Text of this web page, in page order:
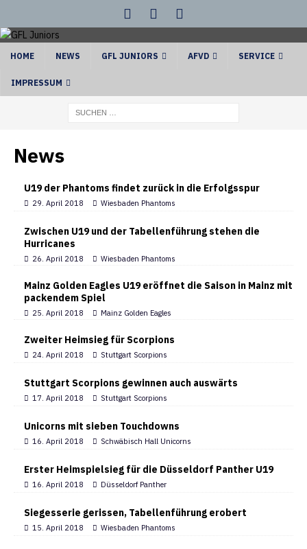
HOME NEWS GFL JUNIORS AFVD SERVICE
IMPRESSUM
News
U19 der Phantoms findet zurück in die Erfolgsspur
29. April 2018 Wiesbaden Phantoms
Zwischen U19 und der Tabellenführung stehen die
Hurricanes
26. April 2018 Wiesbaden Phantoms
Mainz Golden Eagles U19 eröffnet die Saison in Mainz mit
packendem Spiel
25. April 2018 Mainz Golden Eagles
Zweiter Heimsieg für Scorpions
24. April 2018 Stuttgart Scorpions
Stuttgart Scorpions gewinnen auch auswärts
17. April 2018 Stuttgart Scorpions
Unicorns mit sieben Touchdowns
16. April 2018 Schwäbisch Hall Unicorns
Erster Heimspielsieg für die Düsseldorf Panther U19
16. April 2018 Düsseldorf Panther
Siegesserie gerissen, Tabellenführung erobert
15. April 2018 Wiesbaden Phantoms